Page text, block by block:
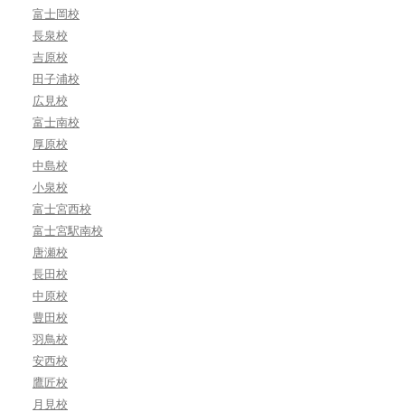
富士岡校
長泉校
吉原校
田子浦校
広見校
富士南校
厚原校
中島校
小泉校
富士宮西校
富士宮駅南校
唐瀬校
長田校
中原校
豊田校
羽鳥校
安西校
鷹匠校
月見校